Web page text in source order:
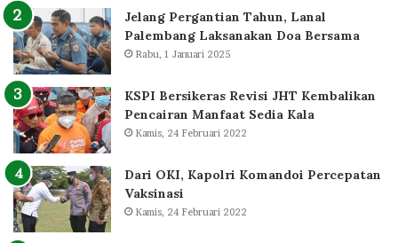
Jelang Pergantian Tahun, Lanal
Palembang Laksanakan Doa Bersama
Rabu, 1 Januari 2025
KSPI Bersikeras Revisi JHT Kembalikan
Pencairan Manfaat Sedia Kala
Kamis, 24 Februari 2022
Dari OKI, Kapolri Komandoi Percepatan
Vaksinasi
Kamis, 24 Februari 2022